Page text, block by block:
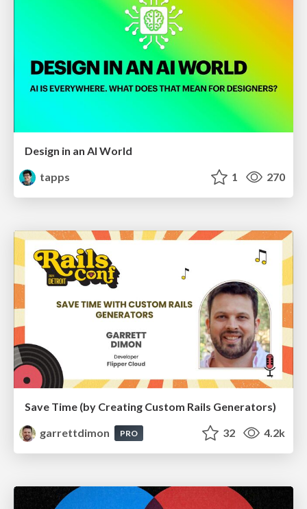
Design in an AI World
tapps
1 270
Save Time (by Creating Custom Rails Generators)
garrettdimon
PRO 32 4.2k